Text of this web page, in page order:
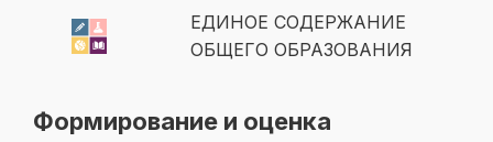
ЕДИНОЕ СОДЕРЖАНИЕ
ОБЩЕГО ОБРАЗОВАНИЯ
Формирование и оценка